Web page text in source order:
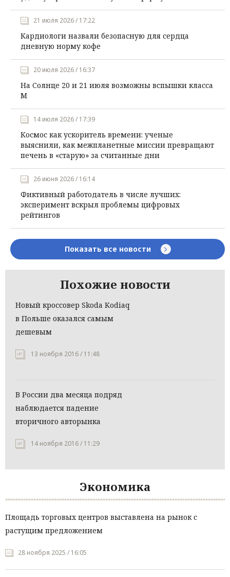
21 июля 2026 / 17:22
Кардиологи назвали безопасную для сердца
дневную норму кофе
20 июля 2026 / 16:37
На Солнце 20 и 21 июля возможны вспышки класса
М
14 июля 2026 / 17:39
Космос как ускоритель времени: ученые
выяснили, как межпланетные миссии превращают
печень в «старую» за считанные дни
26 июня 2026 / 16:14
Фиктивный работодатель в числе лучших:
эксперимент вскрыл проблемы цифровых
рейтингов
Показать все новости
Похожие новости
Новый кроссовер Skoda Kodiaq
в Польше оказался самым
дешевым
13 ноября 2016 / 11:48
В России два месяца подряд
наблюдается падение
вторичного авторынка
14 ноября 2016 / 11:29
Экономика
Площадь торговых центров выставлена на рынок с
растущим предложением
28 ноября 2025 / 16:05